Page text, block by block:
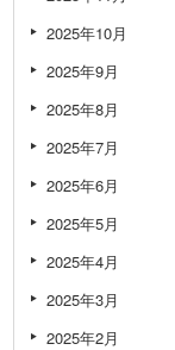
2025年10月
2025年9月
2025年8月
2025年7月
2025年6月
2025年5月
2025年4月
2025年3月
2025年2月